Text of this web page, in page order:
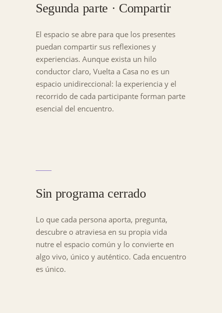
Segunda parte · Compartir
El espacio se abre para que los presentes
puedan compartir sus reflexiones y
experiencias. Aunque exista un hilo
conductor claro, Vuelta a Casa no es un
espacio unidireccional: la experiencia y el
recorrido de cada participante forman parte
esencial del encuentro.
Sin programa cerrado
Lo que cada persona aporta, pregunta,
descubre o atraviesa en su propia vida
nutre el espacio común y lo convierte en
algo vivo, único y auténtico. Cada encuentro
es único.